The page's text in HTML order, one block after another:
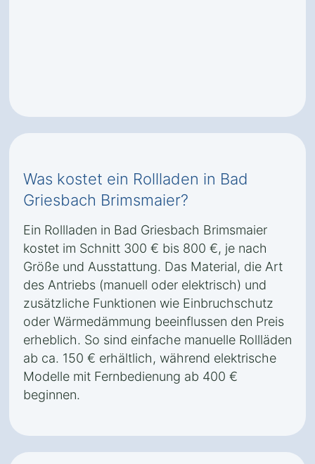
Was kostet ein Rollladen in Bad
Griesbach Brimsmaier?
Ein Rollladen in Bad Griesbach Brimsmaier
kostet im Schnitt 300 € bis 800 €, je nach
Größe und Ausstattung. Das Material, die Art
des Antriebs (manuell oder elektrisch) und
zusätzliche Funktionen wie Einbruchschutz
oder Wärmedämmung beeinflussen den Preis
erheblich. So sind einfache manuelle Rollläden
ab ca. 150 € erhältlich, während elektrische
Modelle mit Fernbedienung ab 400 €
beginnen.